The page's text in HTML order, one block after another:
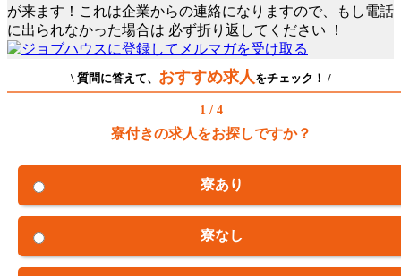
が来ます！これは企業からの連絡になりますので、もし電話
に出られなかった場合は 必ず折り返してください ！
\ 質問に答えて、 おすすめ求人をチェック！ /
1 / 4
寮付きの求人をお探しですか？
寮あり
寮なし